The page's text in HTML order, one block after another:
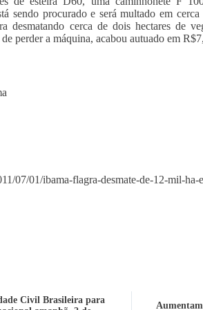
sendo procurado e será multado em
desmatando cerca de dois hectares de
perder a máquina, acabou autuado em
07/01/ibama-flagra-desmate-de-12-mil-
Civil Brasileira para